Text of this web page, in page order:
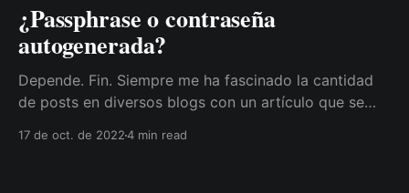
¿Passphrase o contraseña
autogenerada?
Depende. Fin. Siempre me ha fascinado la cantidad
de posts en diversos blogs con un artículo que se
17 de oct. de 20224 min read